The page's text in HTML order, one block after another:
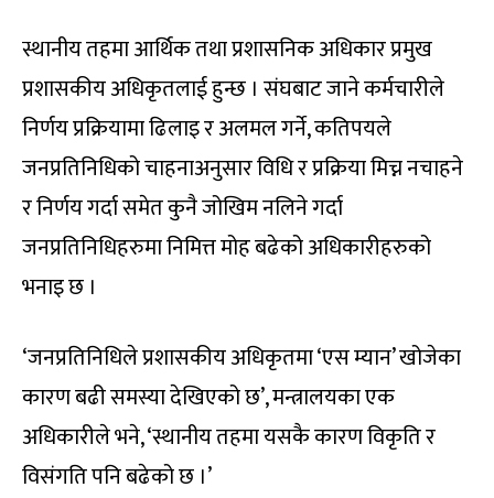
स्थानीय तहमा आर्थिक तथा प्रशासनिक अधिकार प्रमुख
प्रशासकीय अधिकृतलाई हुन्छ । संघबाट जाने कर्मचारीले
निर्णय प्रक्रियामा ढिलाइ र अलमल गर्ने, कतिपयले
जनप्रतिनिधिको चाहनाअनुसार विधि र प्रक्रिया मिच्न नचाहने
र निर्णय गर्दा समेत कुनै जोखिम नलिने गर्दा
जनप्रतिनिधिहरुमा निमित्त मोह बढेको अधिकारीहरुको
भनाइ छ ।
‘जनप्रतिनिधिले प्रशासकीय अधिकृतमा ‘एस म्यान’ खोजेका
कारण बढी समस्या देखिएको छ’, मन्त्रालयका एक
अधिकारीले भने, ‘स्थानीय तहमा यसकै कारण विकृति र
विसंगति पनि बढेको छ ।’